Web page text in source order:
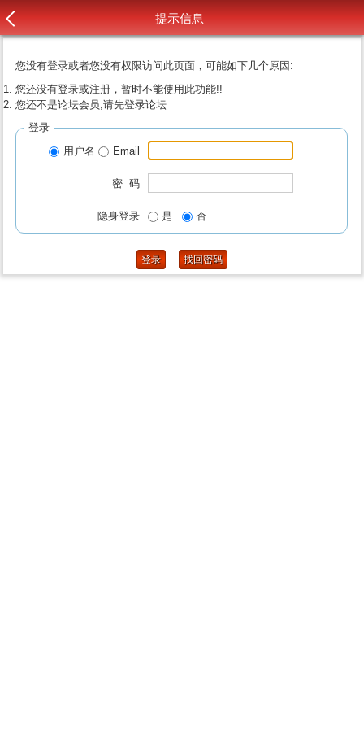
提示信息
您没有登录或者您没有权限访问此页面，可能如下几个原因:
您还没有登录或注册，暂时不能使用此功能!!
您还不是论坛会员,请先登录论坛
登录
用户名
Email
密 码
隐身登录 是 否